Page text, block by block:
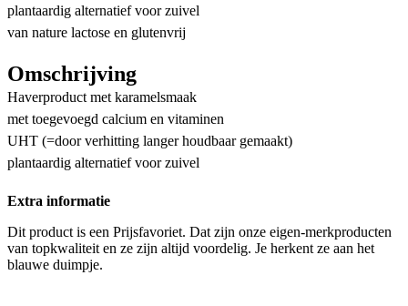
plantaardig alternatief voor zuivel
van nature lactose en glutenvrij
Omschrijving
Haverproduct met karamelsmaak
met toegevoegd calcium en vitaminen
UHT (=door verhitting langer houdbaar gemaakt)
plantaardig alternatief voor zuivel
Extra informatie
Dit product is een Prijsfavoriet. Dat zijn onze eigen-merkproducten
van topkwaliteit en ze zijn altijd voordelig. Je herkent ze aan het
blauwe duimpje.